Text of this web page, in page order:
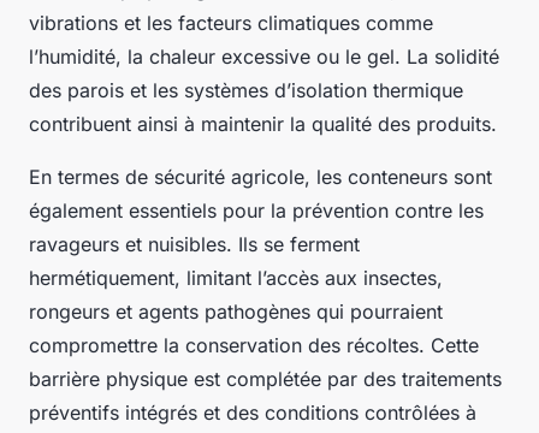
vibrations et les facteurs climatiques comme
l’humidité, la chaleur excessive ou le gel. La solidité
des parois et les systèmes d’isolation thermique
contribuent ainsi à maintenir la qualité des produits.
En termes de sécurité agricole, les conteneurs sont
également essentiels pour la prévention contre les
ravageurs et nuisibles. Ils se ferment
hermétiquement, limitant l’accès aux insectes,
rongeurs et agents pathogènes qui pourraient
compromettre la conservation des récoltes. Cette
barrière physique est complétée par des traitements
préventifs intégrés et des conditions contrôlées à